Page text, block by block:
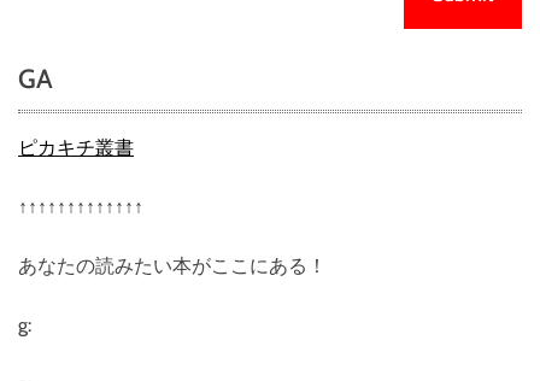
GA
ピカキチ叢書
↑↑↑↑↑↑↑↑↑↑↑↑↑
あなたの読みたい本がここにある！
g: